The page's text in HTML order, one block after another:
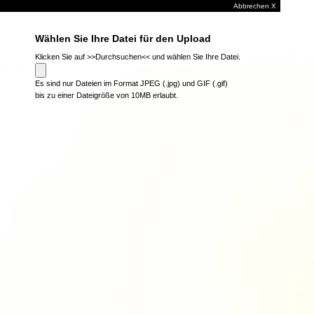
Abbrechen X
Wählen Sie Ihre Datei für den Upload
Klicken Sie auf >>Durchsuchen<< und wählen Sie Ihre Datei.
Es sind nur Dateien im Format JPEG (.jpg) und GIF (.gif)
bis zu einer Dateigröße von 10MB erlaubt.